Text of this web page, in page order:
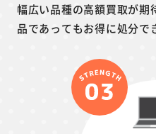
幅広い品種の高額買取が期
品であってもお得に処分で